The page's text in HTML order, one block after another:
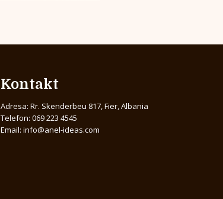
Kontakt
Adresa: Rr. Skenderbeu 817, Fier, Albania
Telefon: 069 223 4545
Email: info@anel-ideas.com